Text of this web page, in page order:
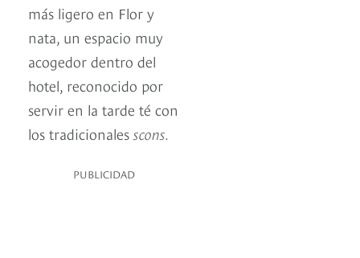
más ligero en Flor y
nata, un espacio muy
acogedor dentro del
hotel, reconocido por
servir en la tarde té con
los tradicionales scons.
PUBLICIDAD